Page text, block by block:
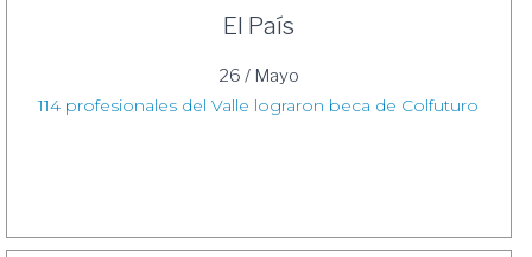
El País
26 / Mayo
114 profesionales del Valle lograron beca de Colfuturo